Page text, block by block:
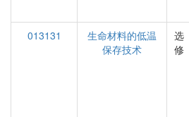
013131
生命材料的低温
保存技术
选
修